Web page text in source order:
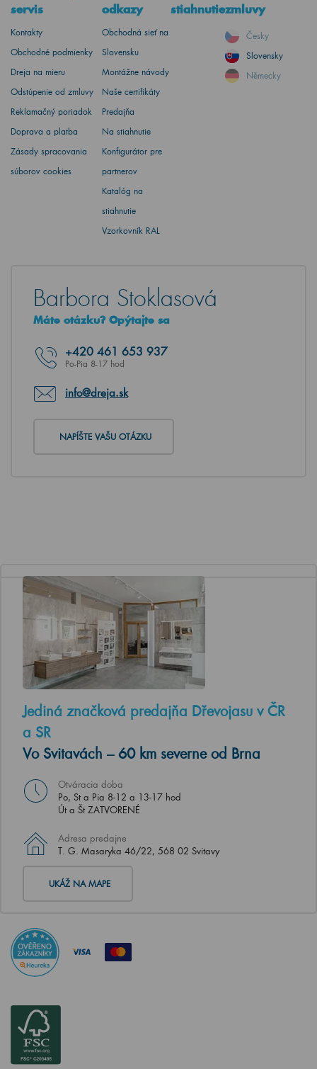
servis
Kontakty
Obchodné podmienky
Dreja na mieru
Odstúpenie od zmluvy
Reklamačný poriadok
Doprava a platba
Zásady spracovania
súborov cookies
odkazy
Obchodná sieť na
Slovensku
Montážne návody
Naše certifikáty
Predajňa
Na stiahnutie
Konfigurátor pre
partnerov
Katalóg na
stiahnutie
Vzorkovník RAL
stiahnutiezmluvy
Česky
Slovensky
Německy
Barbora Stoklasová
Máte otázku? Opýtajte sa
+420 461 653 937
Po-Pia 8-17 hod
info@dreja.sk
NAPÍŠTE VAŠU OTÁZKU
Jediná značková predajňa Dřevojasu v ČR
a SR
Vo Svitavách – 60 km severne od Brna
Otváracia doba
Po, St a Pia 8-12 a 13-17 hod
Út a Št ZATVORENÉ
Adresa predajne
T. G. Masaryka 46/22, 568 02 Svitavy
UKÁŽ NA MAPE